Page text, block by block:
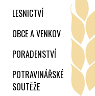
LESNICTVÍ
OBCE A VENKOV
PORADENSTVÍ
POTRAVINÁŘSKÉ
SOUTĚŽE